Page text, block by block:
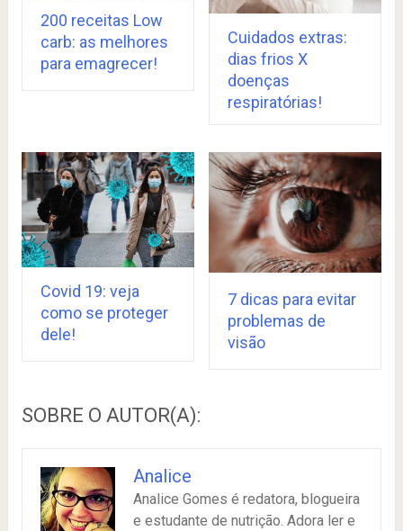
200 receitas Low
carb: as melhores
para emagrecer!
Cuidados extras:
dias frios X
doenças
respiratórias!
Covid 19: veja
como se proteger
dele!
7 dicas para evitar
problemas de
visão
SOBRE O AUTOR(A):
Analice
Analice Gomes é redatora, blogueira
e estudante de nutrição. Adora ler e